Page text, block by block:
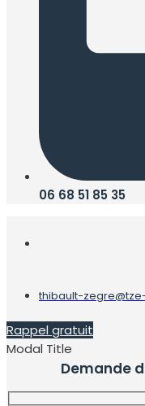
06 68 51 85 35
thibault-
Rappel gratuit
Modal Title
Demande